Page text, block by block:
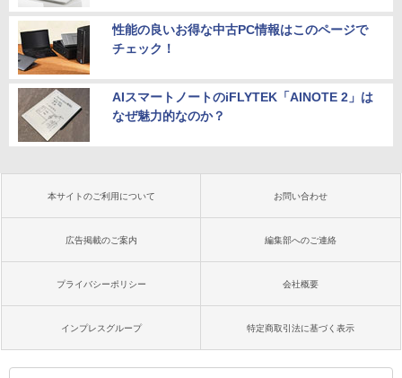
性能の良いお得な中古PC情報はこのページで
チェック！
AIスマートノートのiFLYTEK「AINOTE 2」は
なぜ魅力的なのか？
本サイトのご利用について お問い合わせ
広告掲載のご案内 編集部へのご連絡
プライバシーポリシー 会社概要
インプレスグループ 特定商取引法に基づく表示